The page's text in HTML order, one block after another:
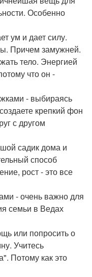
Особенно
ум и дает силу.
Причем замужней.
тело. Энергией
что он -
- выбираясь
крепкий фон
с другом
садик дома и
способ
рост - это все
- очень важно для
семьи в Ведах
или попросить о
Учитесь
Потому как это